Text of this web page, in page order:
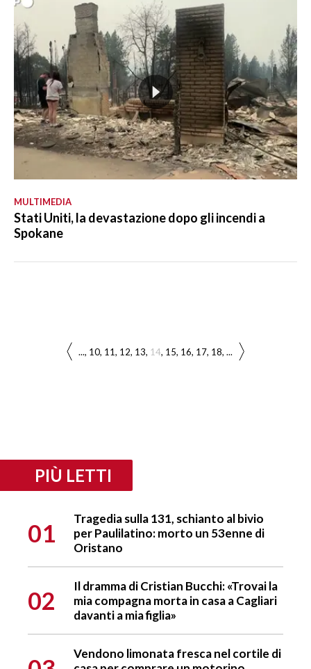
MULTIMEDIA
Stati Uniti, la devastazione dopo gli incendi a
Spokane
... 10 11 12 13 14 15 16 17 18 ...
PIÙ LETTI
01
Tragedia sulla 131, schianto al bivio
per Paulilatino: morto un 53enne di
Oristano
02
Il dramma di Cristian Bucchi: «Trovai la
mia compagna morta in casa a Cagliari
davanti a mia figlia»
Vendono limonata fresca nel cortile di